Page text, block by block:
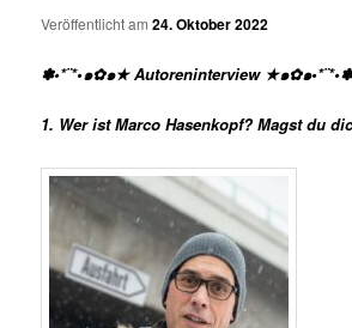
Veröffentlicht am24. Oktober 2022
✽•*¨*•๑✿๑★ Autoreninterview ★๑✿๑
1. Wer ist Marco Hasenkopf? Magst du